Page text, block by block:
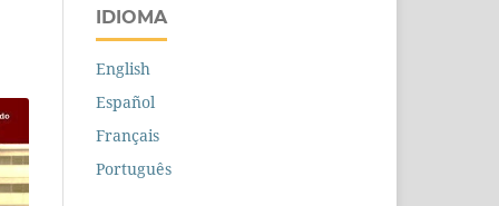
IDIOMA
English
Español
Français
Português